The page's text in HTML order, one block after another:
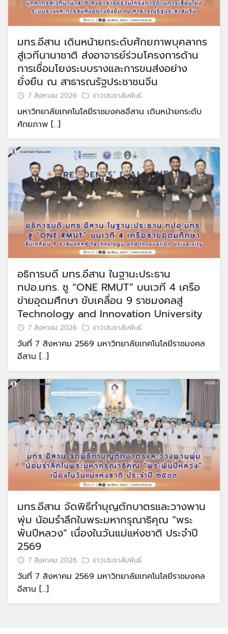
มทร.อีสาน เดินหน้ายกระดับศักยภาพบุคลากร
สู่เวทีนานาชาติ ส่งอาจารย์ร่วมโครงการด้าน
การเชื่อมโยงระบบรางและการขนส่งอย่าง
ยั่งยืน ณ สาธารณรัฐประชาชนจีน
7 สิงหาคม 2026 ข่าวประชาสัมพันธ์
มหาวิทยาลัยเทคโนโลยีราชมงคลอีสาน เดินหน้ายกระดับ
ศักยภาพ […]
อธิการบดี มทร.อีสาน ในฐานะประธาน
ทปอ.มทร. ชู “ONE RMUT” บนเวที 4 เครือ
ข่ายอุดมศึกษา ขับเคลื่อน 9 ราชมงคลสู่
Technology and Innovation University
7 สิงหาคม 2026 ข่าวประชาสัมพันธ์
วันที่ 7 สิงหาคม 2569 มหาวิทยาลัยเทคโนโลยีราชมงคล
อีสาน […]
มทร.อีสาน จัดพิธีทำบุญตักบาตรและวางพาน
พุ่ม น้อมรำลึกในพระมหากรุณาธิคุณ “พระ
พันปีหลวง” เนื่องในวันแม่แห่งชาติ ประจำปี
2569
7 สิงหาคม 2026 ข่าวประชาสัมพันธ์
วันที่ 7 สิงหาคม 2569 มหาวิทยาลัยเทคโนโลยีราชมงคล
อีสาน […]